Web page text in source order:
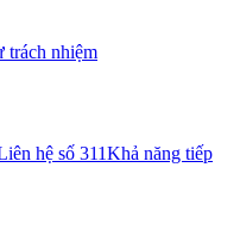
trách nhiệm
hệ số 311Khả năng tiếp